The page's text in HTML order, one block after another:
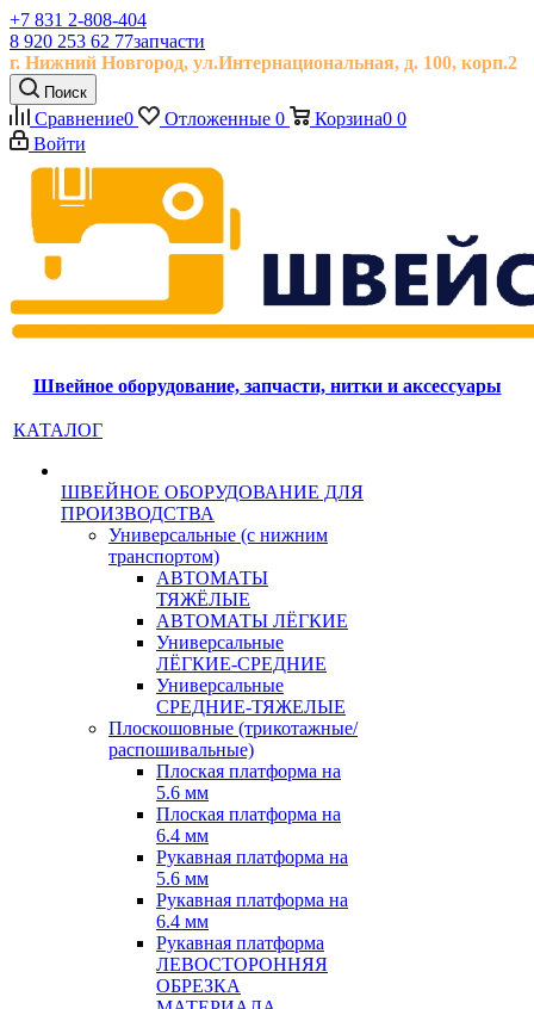
+7 831 2-808-404
8 920 253 62 77запчасти
г. Нижний Новгород, ул.Интернациональная, д. 100, корп.2
Поиск
Сравнение0 Отложенные 0 Корзина0 0
Войти
Швейное оборудование, запчасти, нитки и аксессуары
КАТАЛОГ
ШВЕЙНОЕ ОБОРУДОВАНИЕ ДЛЯ
ПРОИЗВОДСТВА
Универсальные (с нижним
транспортом)
АВТОМАТЫ
ТЯЖЁЛЫЕ
АВТОМАТЫ ЛЁГКИЕ
Универсальные
ЛЁГКИЕ-СРЕДНИЕ
Универсальные
СРЕДНИЕ-ТЯЖЕЛЫЕ
Плоскошовные (трикотажные/
распошивальные)
Плоская платформа на
5.6 мм
Плоская платформа на
6.4 мм
Рукавная платформа на
5.6 мм
Рукавная платформа на
6.4 мм
Рукавная платформа
ЛЕВОСТОРОННЯЯ
ОБРЕЗКА